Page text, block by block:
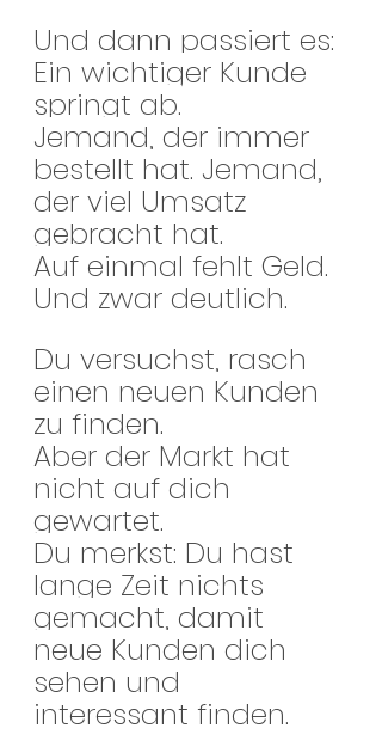
Und dann passiert es:
Ein wichtiger Kunde
springt ab.
Jemand, der immer
bestellt hat. Jemand,
der viel Umsatz
gebracht hat.
Auf einmal fehlt Geld.
Und zwar deutlich.
Du versuchst, rasch
einen neuen Kunden
zu finden.
Aber der Markt hat
nicht auf dich
gewartet.
Du merkst: Du hast
lange Zeit nichts
gemacht, damit
neue Kunden dich
sehen und
interessant finden.